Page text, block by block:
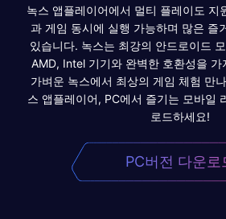
녹스 앱플레이어에서 멀티 플레이도 지
과 게임 동시에 실행 가능하며 많은 즐
있습니다. 녹스는 최강의 안드로이드
AMD, Intel 기기와 완벽한 호환성을 가
가벼운 녹스에서 최상의 게임 체험 만
스 앱플레이어, PC에서 즐기는 모바일
로드하세요!
PC버전 다운로